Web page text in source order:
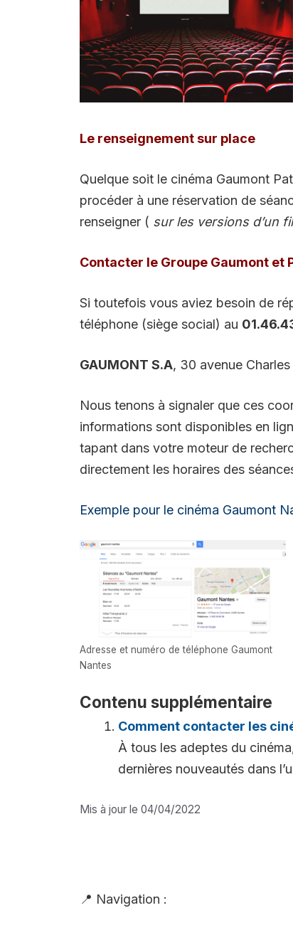
Le renseignement sur place
Quelque soit le cinéma Gaumont
procéder à une réservation de
renseigner ( sur les versions d’un
Contacter le Groupe Gaumont et
Si toutefois vous aviez besoin de
téléphone (siège social) au
GAUMONT S.A, 30 avenue
Nous tenons à signaler que ces
informations sont disponibles en
tapant dans votre moteur de
directement les horaires des
Exemple pour le cinéma Gaumont
Adresse et numéro de téléphone Gaumont
Nantes
Contenu supplémentaire
Comment contacter les
À tous les adeptes du
dernières nouveautés dans
Mis à jour le 04/04/2022
📍 Navigation :